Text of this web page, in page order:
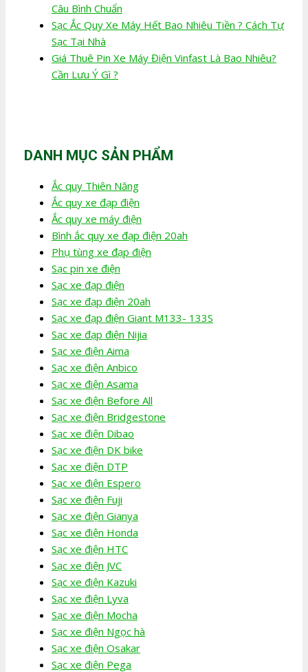
Câu Bình Chuẩn
Sạc Ắc Quy Xe Máy Hết Bao Nhiêu Tiền ? Cách Tự
Sạc Tại Nhà
Giá Thuê Pin Xe Máy Điện Vinfast Là Bao Nhiêu?
Cần Lưu Ý Gì ?
DANH MỤC SẢN PHẨM
Ắc quy Thiên Năng
Ắc quy xe đạp điện
Ắc quy xe máy điện
Bình ắc quy xe đạp điện 20ah
Phụ tùng xe đạp điện
Sạc pin xe điện
Sạc xe đạp điện
Sạc xe đạp điện 20ah
Sạc xe đạp điện Giant M133- 133S
Sạc xe đạp điện Nijia
Sạc xe điện Aima
Sạc xe điện Anbico
Sạc xe điện Asama
Sạc xe điện Before All
Sạc xe điện Bridgestone
Sạc xe điện Dibao
Sạc xe điện DK bike
Sạc xe điện DTP
Sạc xe điện Espero
Sạc xe điện Fuji
Sạc xe điện Gianya
Sạc xe điện Honda
Sạc xe điện HTC
Sạc xe điện JVC
Sạc xe điện Kazuki
Sạc xe điện Lyva
Sạc xe điện Mocha
Sạc xe điện Ngọc hà
Sạc xe điện Osakar
Sạc xe điện Pega